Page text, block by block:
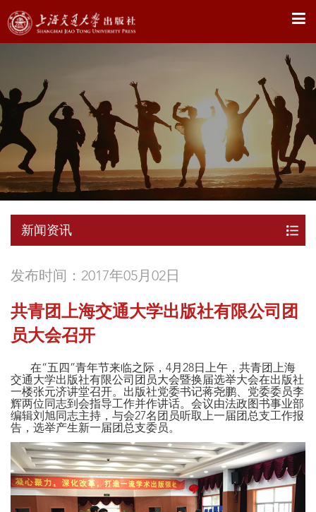
X
新闻资讯
发布时间：2017年05月02日
共青团上海交通大学出版社有限公司团
员大会召开
在“五四”青年节来临之际，4月28日上午，共青团上海
交通大学出版社有限公司团员大会暨换届选举大会在出版社
一楼张元济讲堂召开。出版社党委书记蒋尧鹏、党委委员李
辉两位同志到会指导工作并作讲话。会议由法政图书事业部
编辑刘旭同志主持，与会27名团员听取上一届团总支工作报
告，选举产生新一届团总支委员。